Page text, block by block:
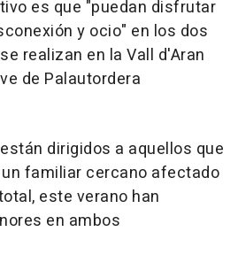
es que "puedan disfrutar
y ocio" en los dos
realizan en la Vall d'Aran
de Palautordera
dirigidos a aquellos que
familiar cercano afectado
este verano han
en ambos